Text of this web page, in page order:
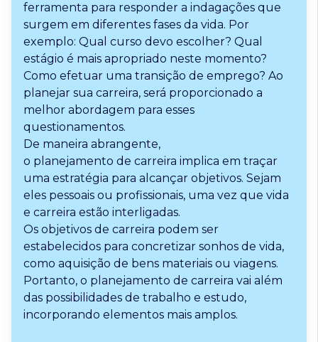
ferramenta para responder a indagações que
surgem em diferentes fases da vida. Por
exemplo: Qual curso devo escolher? Qual
estágio é mais apropriado neste momento?
Como efetuar uma transição de emprego? Ao
planejar sua carreira, será proporcionado a
melhor abordagem para esses
questionamentos.
De maneira abrangente,
o planejamento de carreira implica em traçar
uma estratégia para alcançar objetivos. Sejam
eles pessoais ou profissionais, uma vez que vida
e carreira estão interligadas.
Os objetivos de carreira podem ser
estabelecidos para concretizar sonhos de vida,
como aquisição de bens materiais ou viagens.
Portanto, o planejamento de carreira vai além
das possibilidades de trabalho e estudo,
incorporando elementos mais amplos.